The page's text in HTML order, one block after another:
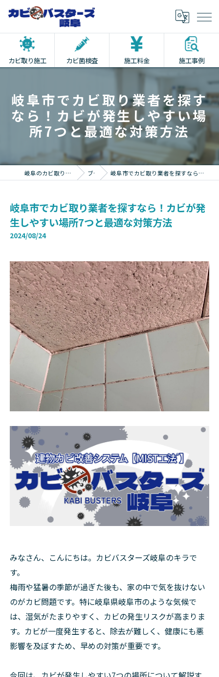
カビ取り施工 カビ菌検査 施工料金 施工事例
岐阜市でカビ取り業者を探す
なら！カビが発生しやすい場
所7つと最適な対策方法
岐阜のカビ取りならカビバスターズ岐阜 ブログ 岐阜市でカビ取り業者を探すなら！カビが発生しやすい場所7つと最適な対策方法
岐阜市でカビ取り業者を探すなら！カビが発
生しやすい場所7つと最適な対策方法
2024/08/24
みなさん、こんにちは。カビバスターズ岐阜のキラで
す。
梅雨や猛暑の季節が過ぎた後も、家の中で気を抜けない
のがカビ問題です。特に岐阜県岐阜市のような気候で
は、湿気がたまりやすく、カビの発生リスクが高まりま
す。カビが一度発生すると、除去が難しく、健康にも悪
影響を及ぼすため、早めの対策が重要です。